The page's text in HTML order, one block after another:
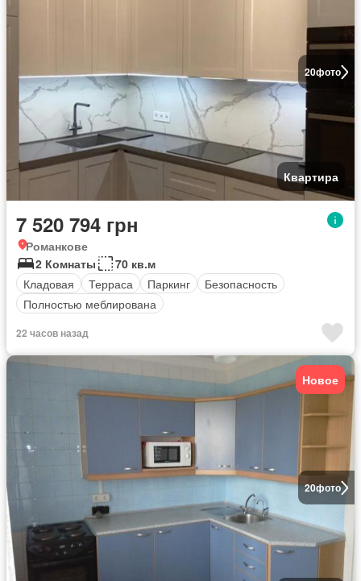
20фото
Квартира
7 520 794 грн
Романкове
2 Комнаты
70 кв.м
Кладовая
Терраса Паркинг
Безопасность
Полностью меблирована
22 часов назад
20фото
Новое